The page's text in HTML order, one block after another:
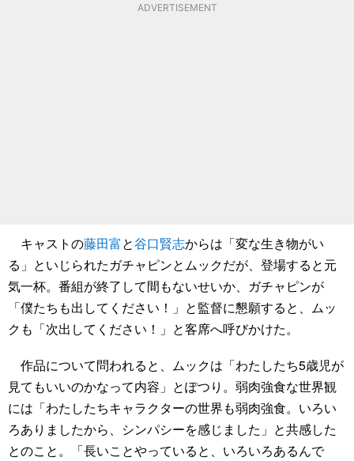
ADVERTISEMENT
キャストの藤田富と谷口賢志からは「変な生き物がい
る」といじられたガチャピンとムックだが、登場すると元
気一杯。番組が終了して間もないせいか、ガチャピンが
「僕たちも出してください！」と監督に懇願すると、ムッ
クも「次出してください！」と客席へ呼びかけた。
作品について問われると、ムックは「わたしたち5歳児が
見てもいいのかなって内容」とぽつり。弱肉強食な世界観
には「わたしたちキャラクターの世界も弱肉強食。いろい
ろありましたから、シンパシーを感じました」と共感した
とのこと。「長いことやっていると、いろいろあるんで